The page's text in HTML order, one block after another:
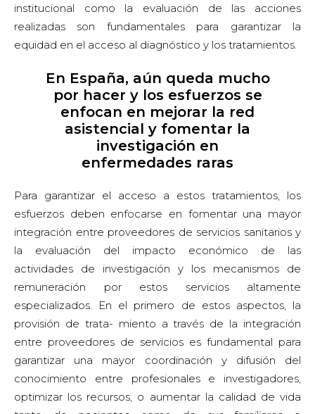
institucional como la evaluación de las acciones
realizadas son fundamentales para garantizar la
equidad en el acceso al diagnóstico y los tratamientos.
En España, aún queda mucho
por hacer y los esfuerzos se
enfocan en mejorar la red
asistencial y fomentar la
investigación en
enfermedades raras
Para garantizar el acceso a estos tratamientos, los
esfuerzos deben enfocarse en fomentar una mayor
integración entre proveedores de servicios sanitarios y
la evaluación del impacto económico de las
actividades de investigación y los mecanismos de
remuneración por estos servicios altamente
especializados. En el primero de estos aspectos, la
provisión de trata- miento a través de la integración
entre proveedores de servicios es fundamental para
garantizar una mayor coordinación y difusión del
conocimiento entre profesionales e investigadores,
optimizar los recursos, o aumentar la calidad de vida